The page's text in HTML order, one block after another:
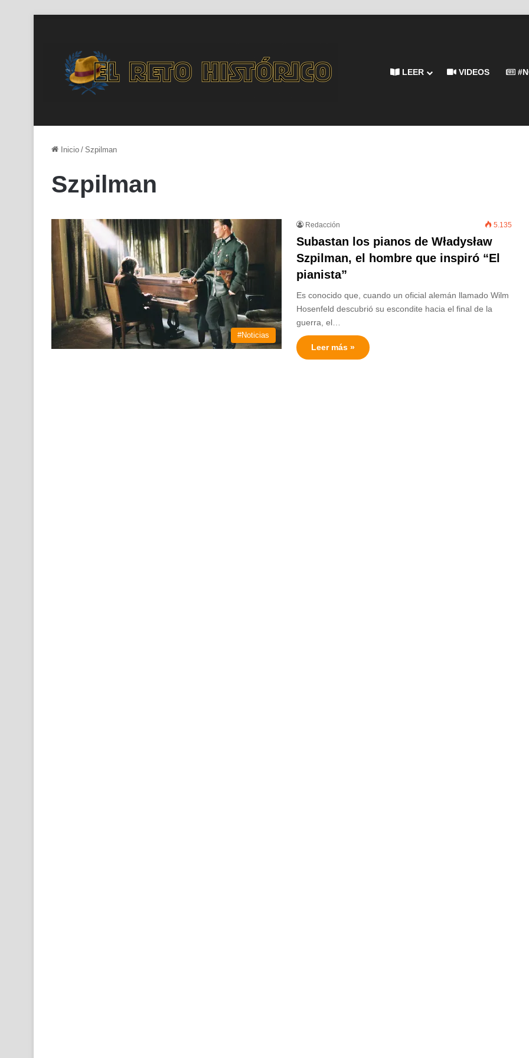
LEER VIDEOS
Inicio / Szpilman
Szpilman
#Noticias
Redacción 5.135
Subastan los pianos de Władysław
Szpilman, el hombre que inspiró “El
pianista”
Es conocido que, cuando un oficial alemán llamado Wilm
Hosenfeld descubrió su escondite hacia el final de la
guerra, el…
Leer más »